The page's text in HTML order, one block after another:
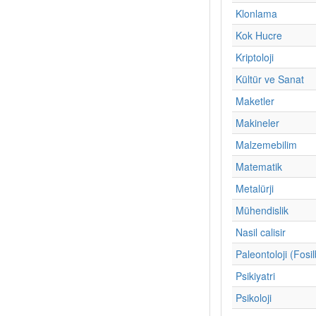
Klonlama
Kok Hucre
Kriptoloji
Kültür ve Sanat
Maketler
Makineler
Malzemebilim
Matematik
Metalürji
Mühendislik
Nasil calisir
Paleontoloji
Psikiyatri
Psikoloji